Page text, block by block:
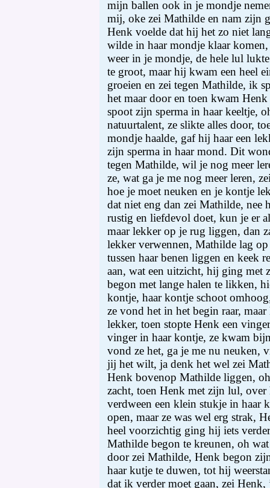
mijn ballen ook in je mondje
mij, oke zei Mathilde en nam zijn
Henk voelde dat hij het zo niet
wilde in haar mondje klaar
weer in je mondje, de hele lul
te groot, maar hij kwam een heel
groeien en zei tegen Mathilde, ik
het maar door en toen kwam
spoot zijn sperma in haar keeltje,
natuurtalent, ze slikte alles door,
mondje haalde, gaf hij haar een
zijn sperma in haar mond. Dit
tegen Mathilde, wil je nog meer
ze, wat ga je me nog meer leren,
hoe je moet neuken en je kontje
dat niet eng dan zei Mathilde, nee
rustig en liefdevol doet, kun je er
maar lekker op je rug liggen, dan
lekker verwennen, Mathilde lag
tussen haar benen liggen en keek
aan, wat een uitzicht, hij ging met
begon met lange halen te likken,
kontje, haar kontje schoot
ze vond het in het begin raar,
lekker, toen stopte Henk een
vinger in haar kontje, ze kwam
vond ze het, ga je me nu neuken,
jij het wilt, ja denk het wel zei
Henk bovenop Mathilde liggen,
zacht, toen Henk met zijn lul,
verdween een klein stukje in haar
open, maar ze was wel erg strak,
heel voorzichtig ging hij iets
Mathilde begon te kreunen, oh
door zei Mathilde, Henk begon
haar kutje te duwen, tot hij
dat ik verder moet gaan, zei Henk,